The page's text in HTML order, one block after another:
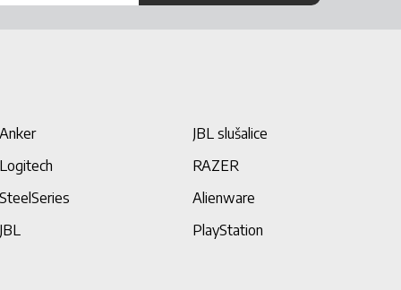
Anker
JBL slušalice
Logitech
RAZER
SteelSeries
Alienware
JBL
PlayStation